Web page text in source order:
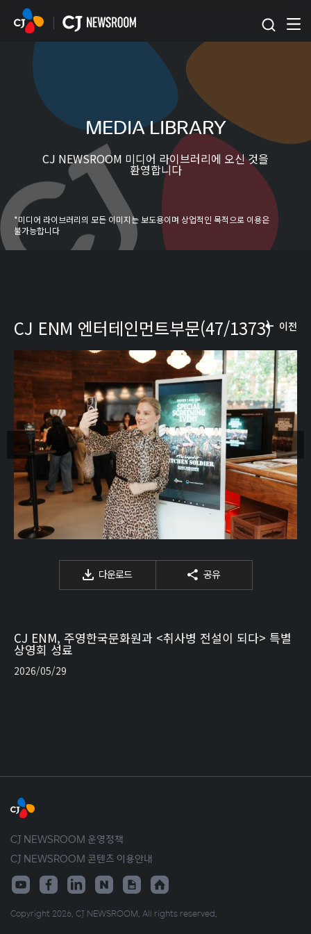
본문 바로가기
MEDIA LIBRARY
CJ NEWSROOM 미디어 라이브러리에 오신 것을
환영합니다
*미디어 라이브러리의 모든 이미지는 보도용이며 상업적인 목적으로 이용은
불가능합니다
이전
CJ ENM 엔터테인먼트부문(47/1373)
다운로드 공유
CJ ENM, 주영한국문화원과 <취사병 전설이 되다> 특별
상영회 성료
2026/05/29
CJ NEWSROOM 운영정책
CJ NEWSROOM 콘텐츠 이용안내
Copyright 2026. CJ NEWSROOM. All rights reserved.